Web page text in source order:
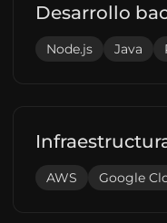
Desarrollo
Node.js Java
AWS Google